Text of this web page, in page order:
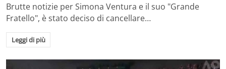
Brutte notizie per Simona Ventura e il suo "Grande
Fratello", è stato deciso di cancellare…
Leggi di più